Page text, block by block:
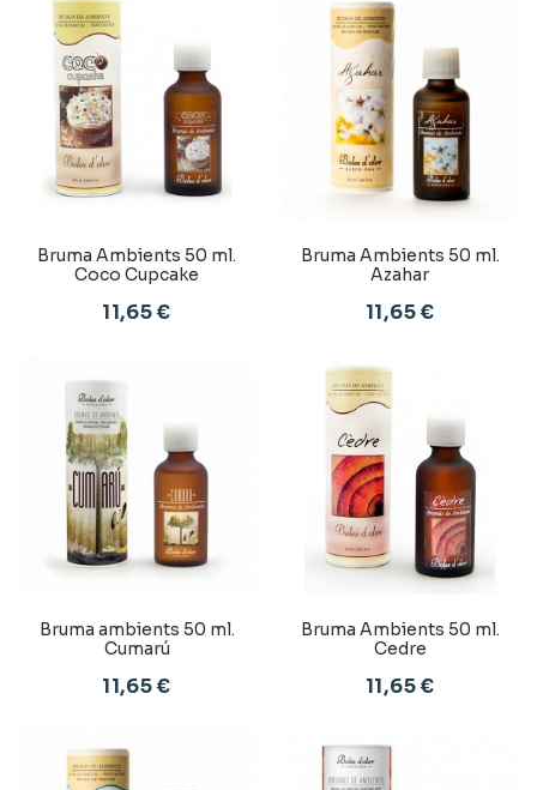
Bruma Ambients 50 ml.
Coco Cupcake
11,65 €
Bruma Ambients 50 ml.
Azahar
11,65 €
Bruma ambients 50 ml.
Cumarú
11,65 €
Bruma Ambients 50 ml.
Cedre
11,65 €